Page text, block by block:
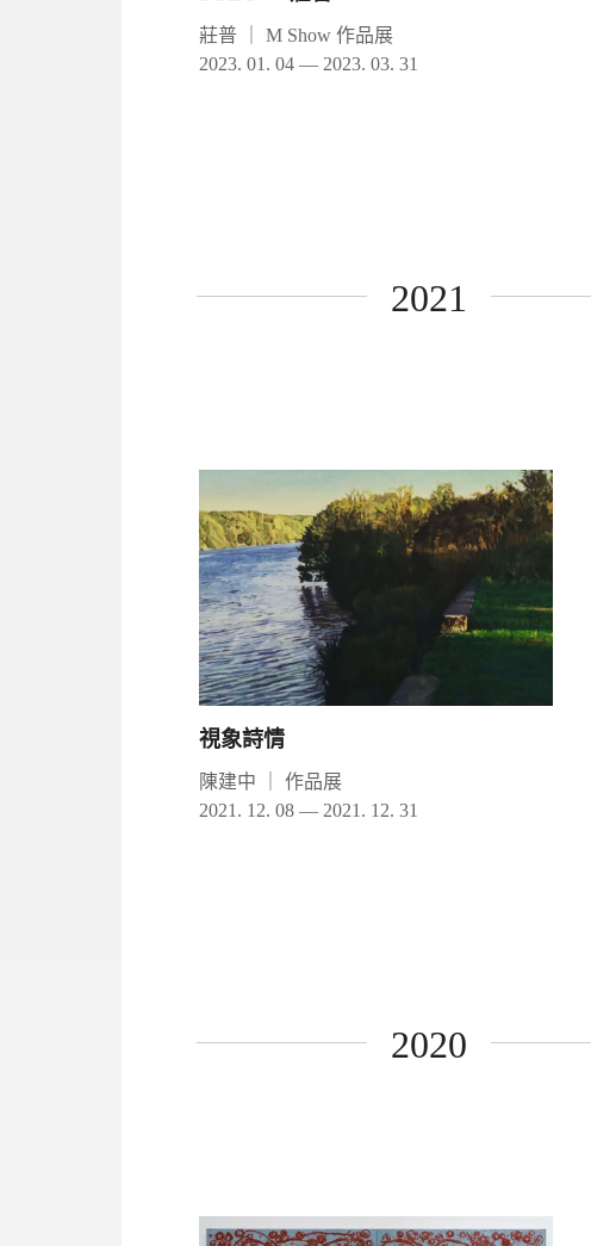
莊普
M Show 作品展
2023. 01. 04 — 2023. 03. 31
2021
視象詩情
陳建中
作品展
2021. 12. 08 — 2021. 12. 31
2020